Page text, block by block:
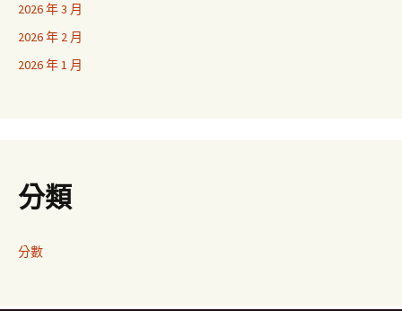
2026 年 3 月
2026 年 2 月
2026 年 1 月
分類
分數